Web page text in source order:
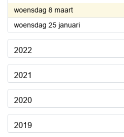
woensdag 8 maart2023
woensdag 25 januari2023
2022
2021
2020
2019